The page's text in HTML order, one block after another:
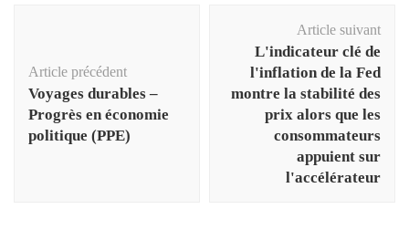
Article précédent
Voyages durables –
Progrès en économie
politique (PPE)
Article suivant
L'indicateur clé de
l'inflation de la Fed
montre la stabilité des
prix alors que les
consommateurs
appuient sur
l'accélérateur